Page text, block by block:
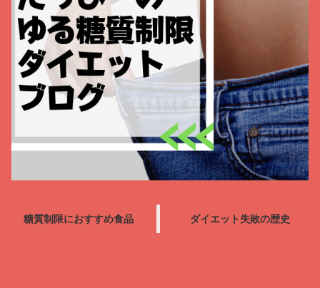
糖質制限におすすめ食品 ダイエット失敗の歴史